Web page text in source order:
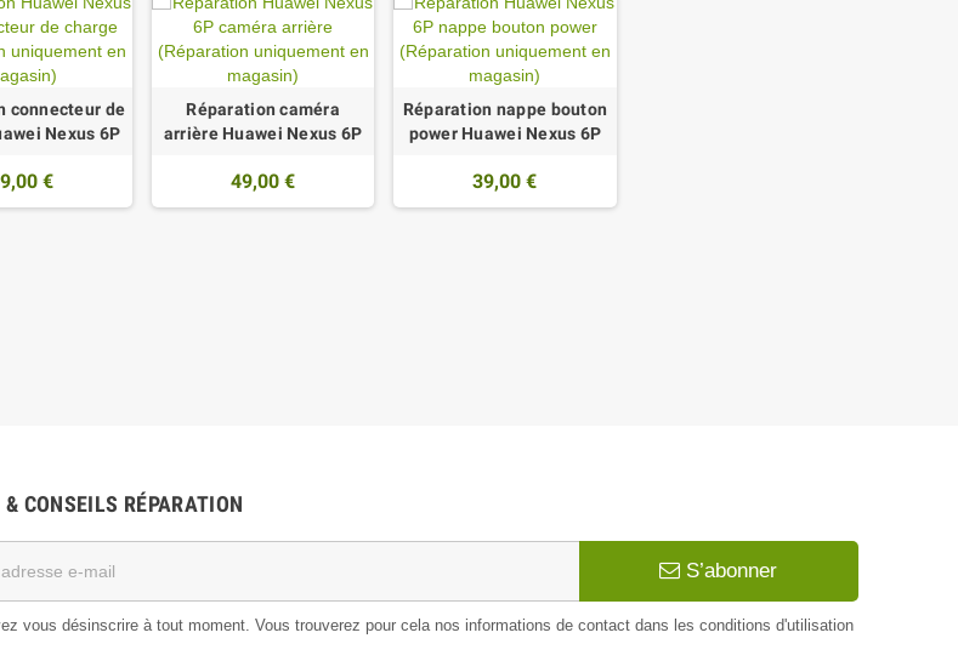
connecteur de
Nexus 6P
€
Réparation caméra
arrière Huawei Nexus 6P
49,00 €
Réparation nappe bouton
power Huawei Nexus 6P
39,00 €
& CONSEILS RÉPARATION
S’abonner
vous désinscrire à tout moment. Vous trouverez pour cela nos informations de contact dans les conditions d'utilisation